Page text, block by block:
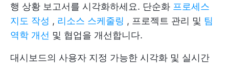
행 상황 보고서를 시각화하세요. 단순화 프로세스
지도 작성 , 리소스 스케줄링 , 프로젝트 관리 및 팀
역학 개선 및 협업을 개선합니다.
대시보드의 사용자 지정 가능한 시각화 및 실시간